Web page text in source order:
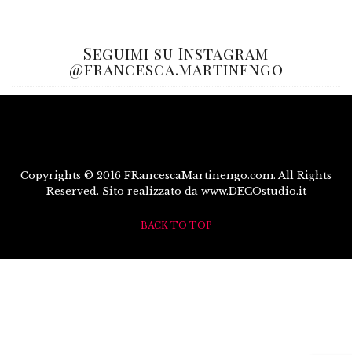
Seguimi su Instagram
@francesca.martinengo
Copyrights © 2016 FRancescaMartinengo.com. All Rights
Reserved. Sito realizzato da www.DECOstudio.it
BACK TO TOP